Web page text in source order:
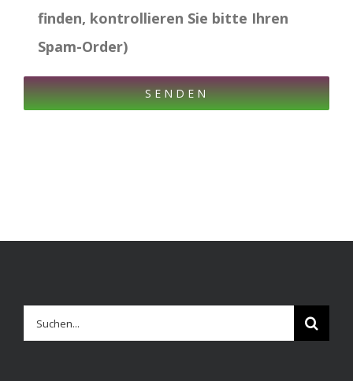
finden, kontrollieren Sie bitte Ihren
Spam-Order)
Suche
nach: